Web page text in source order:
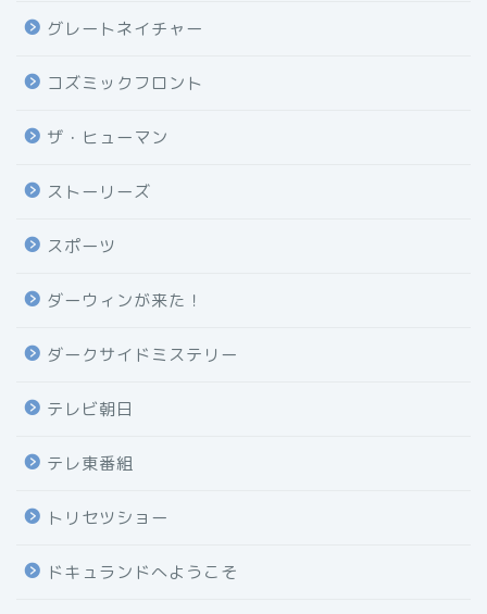
グレートネイチャー
コズミックフロント
ザ・ヒューマン
ストーリーズ
スポーツ
ダーウィンが来た！
ダークサイドミステリー
テレビ朝日
テレ東番組
トリセツショー
ドキュランドへようこそ